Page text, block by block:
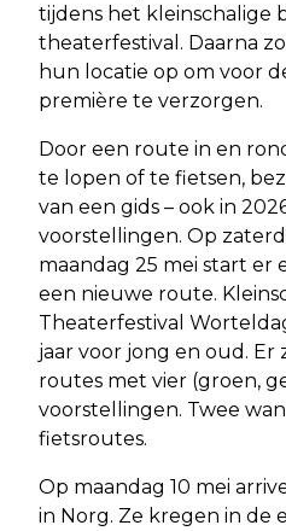
tijdens het kleinschalige
theaterfestival. Daarna
hun locatie op om voor
première te verzorgen.
Door een route in en
te lopen of te fietsen,
van een gids – ook in
voorstellingen. Op
maandag 25 mei start er
een nieuwe route.
Theaterfestival
jaar voor jong en oud. Er
routes met vier (groen,
voorstellingen. Twee
fietsroutes.
Op maandag 10 mei
in Norg. Ze kregen in de